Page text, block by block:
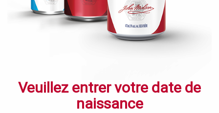
Veuillez entrer votre date de
naissance